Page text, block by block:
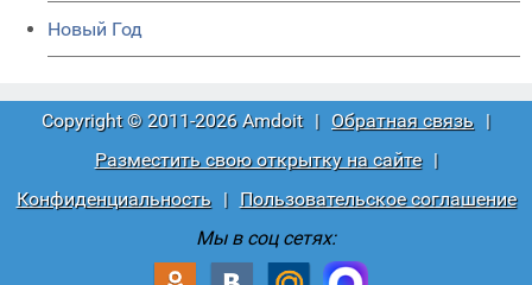
Новый Год
Copyright © 2011-2026 Amdoit | Обратная связь |
Разместить свою открытку на сайте
|
Конфиденциальность
|
Пользовательское соглашение
Мы в соц сетях: